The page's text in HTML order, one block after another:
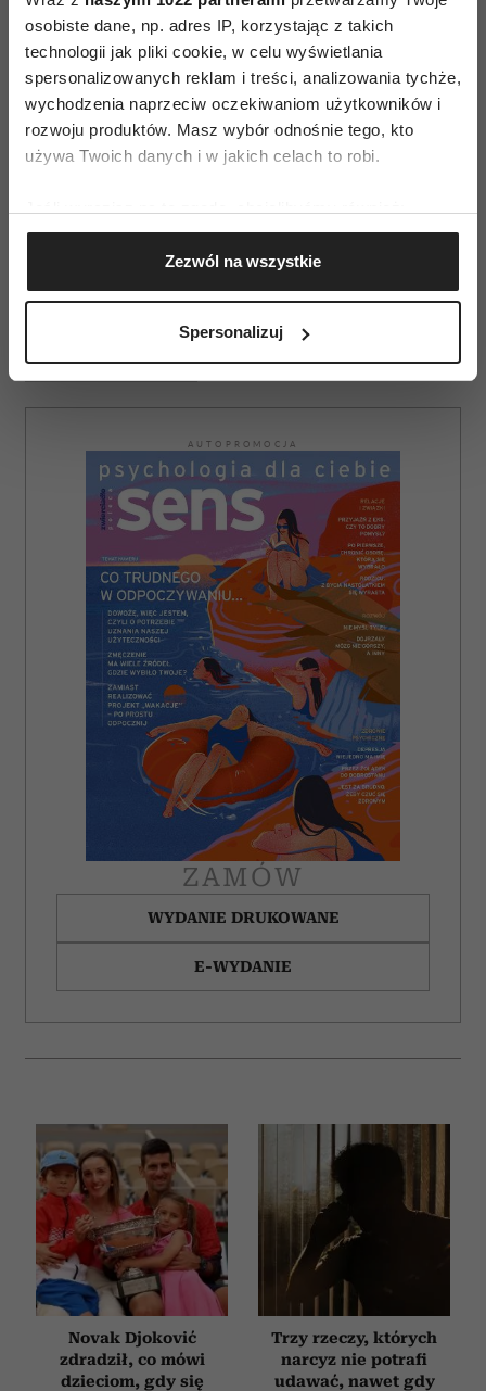
osobiste dane, np. adres IP, korzystając z takich
technologii jak pliki cookie, w celu wyświetlania
spersonalizowanych reklam i treści, analizowania tychże,
wychodzenia naprzeciw oczekiwaniom użytkowników i
rozwoju produktów. Masz wybór odnośnie tego, kto
używa Twoich danych i w jakich celach to robi.
Gromadzić dane dotyczące Twojej lokalizacji
geograficznej z dokładnością nawet do kilku metrów
Identyfikować Twoje urządzenie, aktywnie
(fingerprinting, czyli wirtualny odcisk palca)
zmienić lub wycofać swoją zgodę w dowolnej chwili.
Wykorzystujemy pliki cookie do spersonalizowania treści
i reklam, aby oferować funkcje społecznościowe i
analizować ruch w naszej witrynie. Informacje o tym, jak
korzystasz z naszej witryny, udostępniamy partnerom
społecznościowym, reklamowym i analitycznym.
Partnerzy mogą połączyć te informacje z innymi danymi
otrzymanymi od Ciebie lub uzyskanymi podczas
korzystania z ich usług.
Zezwól na wszystkie
Spersonalizuj
się wszystkim przejmujesz, za bardzo na siebie
narzekasz izabardzo siebie o wszystko
obwiniasz
Może powód twojego zachowania i wstydu tkwi
gdzie indziej, wynika z innej frustracji,
z przemęczenia, z niezadowolenia z życia, z chęci
STRES WSTYD
AUTOPROMOCJA
ZAMÓW
WYDANIE DRUKOWANE
E-WYDANIE
Novak Djoković
zdradził, co mówi
dzieciom, gdy się
Trzy rzeczy, których
narcyz nie potrafi
udawać, nawet gdy